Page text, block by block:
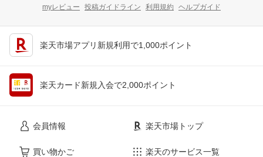
myレビュー 投稿ガイドライン 利用規約 ヘルプガイド
楽天市場アプリ新規利用で1,000ポイント
楽天カード新規入会で2,000ポイント
会員情報
買い物かご
楽天市場トップ
楽天のサービス一覧